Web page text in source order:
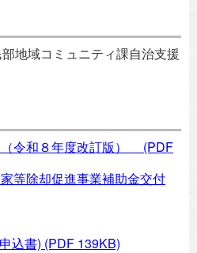
地域コミュニティ課自治支援
令和８年度改訂版）
(PDF
等除却促進事業補助金交付
込書) (PDF 139KB)